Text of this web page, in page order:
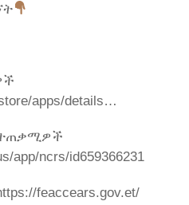
apps/details…
ተጠቃሚዎች
app/ncrs/id659366231
feaccears.gov.et/